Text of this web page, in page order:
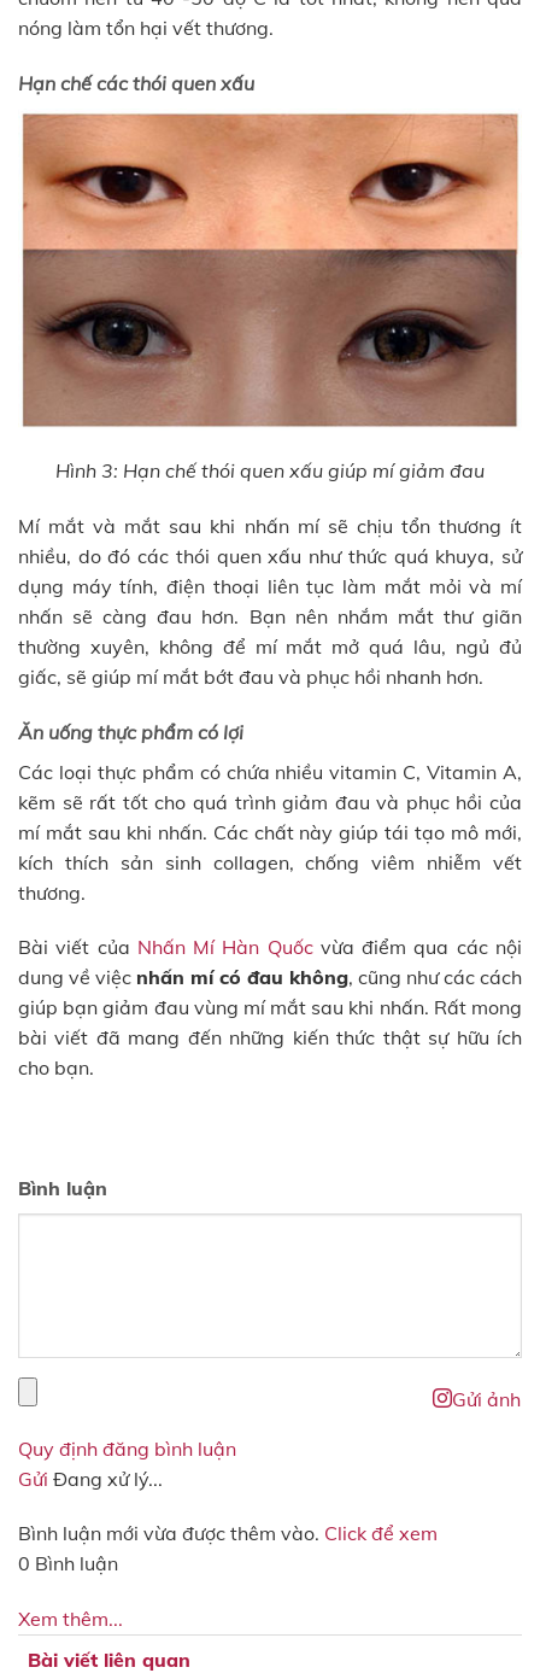
nóng làm tổn hại vết thương.
Hạn chế các thói quen xấu
Hình 3: Hạn chế thói quen xấu giúp mí giảm đau
Mí mắt và mắt sau khi nhấn mí sẽ chịu tổn thương ít
nhiều, do đó các thói quen xấu như thức quá khuya, sử
dụng máy tính, điện thoại liên tục làm mắt mỏi và mí
nhấn sẽ càng đau hơn. Bạn nên nhắm mắt thư giãn
thường xuyên, không để mí mắt mở quá lâu, ngủ đủ
giấc, sẽ giúp mí mắt bớt đau và phục hồi nhanh hơn.
Ăn uống thực phẩm có lợi
Các loại thực phẩm có chứa nhiều vitamin C, Vitamin A,
kẽm sẽ rất tốt cho quá trình giảm đau và phục hồi của
mí mắt sau khi nhấn. Các chất này giúp tái tạo mô mới,
kích thích sản sinh collagen, chống viêm nhiễm vết
thương.
Bài viết của Nhấn Mí Hàn Quốcvừa điểm qua các nội
dung về việc nhấn mí có đau không, cũng như các cách
giúp bạn giảm đau vùng mí mắt sau khi nhấn. Rất mong
bài viết đã mang đến những kiến thức thật sự hữu ích
cho bạn.
Bình luận
Gửi ảnh
Quy định đăng bình luận
Gửi Đang xử lý...
Bình luận mới vừa được thêm vào. Click để xem
0 Bình luận
Xem thêm...
Bài viết liên quan